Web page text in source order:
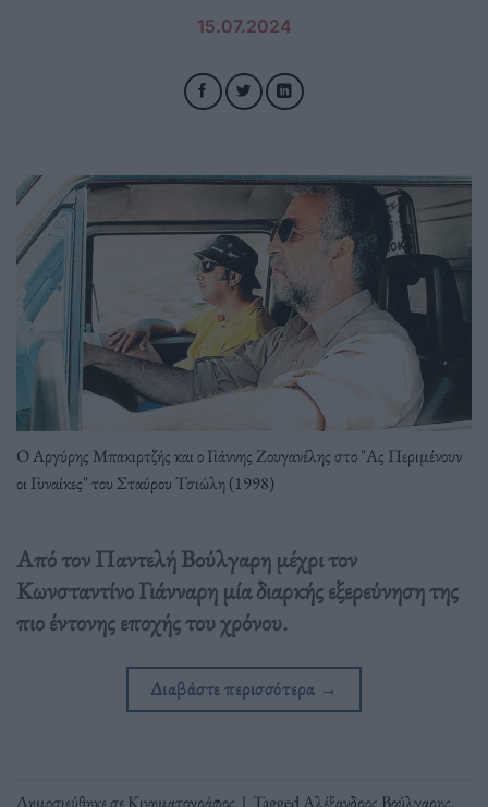
15.07.2024
Ο Αργύρης Μπακιρτζής και ο Γιάννης Ζουγανέλης στο "Ας Περιμένουν
οι Γυναίκες" του Σταύρου Τσιώλη (1998)
Από τον Παντελή Βούλγαρη μέχρι τον
Κωνσταντίνο Γιάνναρη μία διαρκής εξερεύνηση της
πιο έντονης εποχής του χρόνου.
Διαβάστε περισσότερα →
Δημοσιεύθηκε σεΚινηματογράφος | TaggedΑλέξανδρος Βούλγαρης,